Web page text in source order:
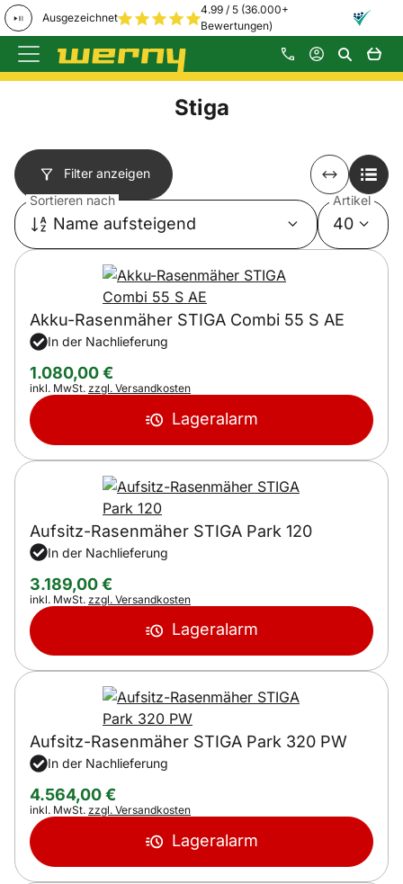
Ausgezeichnet
4.99 / 5 (36.000+
Bewertungen)
Zum Hauptinhalt springen
Stiga
Filter anzeigen
Sortieren nach
Name aufsteigend
Artikel
40
Akku-Rasenmäher STIGA Combi 55 S AE
In der Nachlieferung
1.080,00€
Steuerhinweis:
inkl. MwSt. zzgl. Versandkosten
Lageralarm
Aufsitz-Rasenmäher STIGA Park 120
In der Nachlieferung
3.189,00€
Steuerhinweis:
inkl. MwSt. zzgl. Versandkosten
Lageralarm
Aufsitz-Rasenmäher STIGA Park 320 PW
In der Nachlieferung
4.564,00€
Steuerhinweis:
inkl. MwSt. zzgl. Versandkosten
Lageralarm